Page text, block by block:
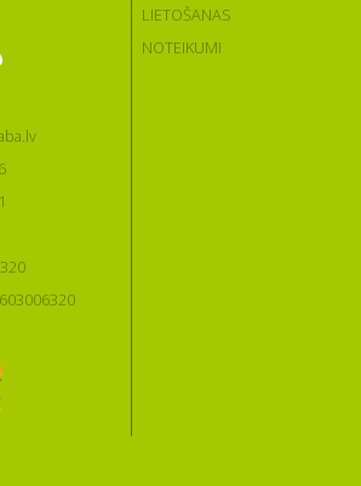
LIETOŠANAS
NOTEIKUMI